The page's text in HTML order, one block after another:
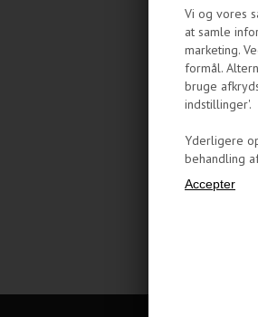
Vi og vores
at samle
marketing.
formål.
bruge
indstillinger'.
Yderligere
behandling